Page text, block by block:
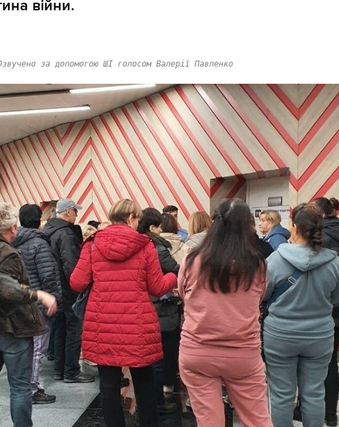
війни.
за допомогою ШІ голосом Валерії Павленко